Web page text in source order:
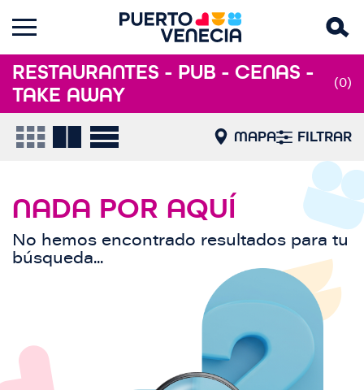
RESTAURANTES - PUB - CENAS -
TAKE AWAY
(0)
MAPA FILTRAR
NADA POR AQUÍ
No hemos encontrado resultados para tu
búsqueda...